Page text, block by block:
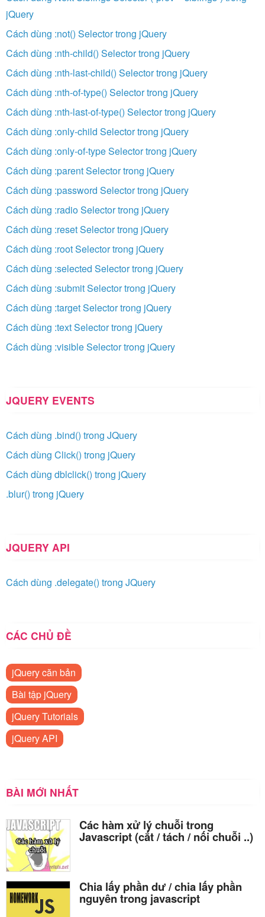
jQuery
Cách dùng :not() Selector trong jQuery
Cách dùng :nth-child() Selector trong jQuery
Cách dùng :nth-last-child() Selector trong jQuery
Cách dùng :nth-of-type() Selector trong jQuery
Cách dùng :nth-last-of-type() Selector trong jQuery
Cách dùng :only-child Selector trong jQuery
Cách dùng :only-of-type Selector trong jQuery
Cách dùng :parent Selector trong jQuery
Cách dùng :password Selector trong jQuery
Cách dùng :radio Selector trong jQuery
Cách dùng :reset Selector trong jQuery
Cách dùng :root Selector trong jQuery
Cách dùng :selected Selector trong jQuery
Cách dùng :submit Selector trong jQuery
Cách dùng :target Selector trong jQuery
Cách dùng :text Selector trong jQuery
Cách dùng :visible Selector trong jQuery
JQUERY EVENTS
Cách dùng .bind() trong JQuery
Cách dùng Click() trong jQuery
Cách dùng dblclick() trong jQuery
.blur() trong jQuery
JQUERY API
Cách dùng .delegate() trong JQuery
CÁC CHỦ ĐỀ
jQuery căn bản
Bài tập jQuery
jQuery Tutorials
jQuery API
BÀI MỚI NHẤT
Các hàm xử lý chuỗi trong
Javascript (cắt / tách / nối chuỗi ..)
Chia lấy phần dư / chia lấy phần
nguyên trong javascript